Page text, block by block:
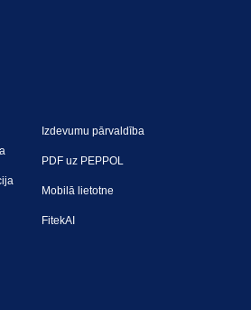
Izdevumu pārvaldība
PDF uz PEPPOL
Mobilā lietotne
FitekAI